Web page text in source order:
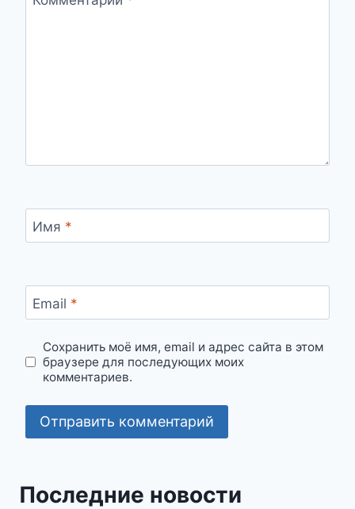
Имя *
Email *
Сохранить моё имя, email и адрес сайта в этом
браузере для последующих моих
комментариев.
Последние новости